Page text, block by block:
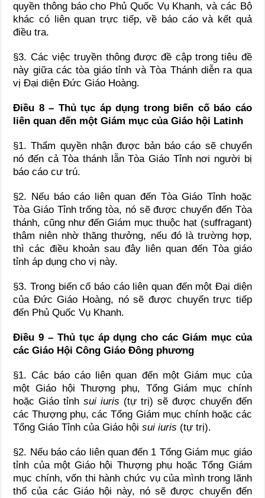
quyền thông báo cho Phủ Quốc Vụ Khanh, và các Bộ
khác có liên quan trực tiếp, về báo cáo và kết quả
điều tra.
§3. Các việc truyền thông được đề cập trong tiêu đề
này giữa các tòa giáo tỉnh và Tòa Thánh diễn ra qua
vị Đại diện Đức Giáo Hoàng.
Điều 8 – Thủ tục áp dụng trong biến cố báo cáo
liên quan đến một Giám mục của Giáo hội Latinh
§1. Thẩm quyền nhận được bản báo cáo sẽ chuyển
nó đến cả Tòa thánh lẫn Tòa Giáo Tỉnh nơi người bị
báo cáo cư trú.
§2. Nếu báo cáo liên quan đến Tòa Giáo Tỉnh hoặc
Tòa Giáo Tỉnh trống tòa, nó sẽ được chuyển đến Tòa
thánh, cũng như đến Giám mục thuộc hạt (suffragant)
thâm niên nhờ thăng thưởng, nếu đó là trường hợp,
thì các điều khoản sau đây liên quan đến Tòa giáo
tỉnh áp dụng cho vị này.
§3. Trong biến cố báo cáo liên quan đến một Đại diện
của Đức Giáo Hoàng, nó sẽ được chuyển trực tiếp
đến Phủ Quốc Vụ Khanh.
Điều 9 – Thủ tục áp dụng cho các Giám mục của
các Giáo Hội Công Giáo Đông phương
§1. Các báo cáo liên quan đến một Giám mục của
một Giáo hội Thượng phụ, Tổng Giám mục chính
hoặc Giáo tỉnhsui iuris (tự trị) sẽ được chuyển đến
các Thượng phụ, các Tổng Giám mục chính hoặc các
Tổng Giáo Tỉnh của Giáo hộisui iuris (tự trị).
§2. Nếu báo cáo liên quan đến 1 Tổng Giám mục giáo
tỉnh của một Giáo hội Thượng phụ hoặc Tổng Giám
mục chính, vốn thi hành chức vụ của mình trong lãnh
thổ của các Giáo hội này, nó sẽ được chuyển đến